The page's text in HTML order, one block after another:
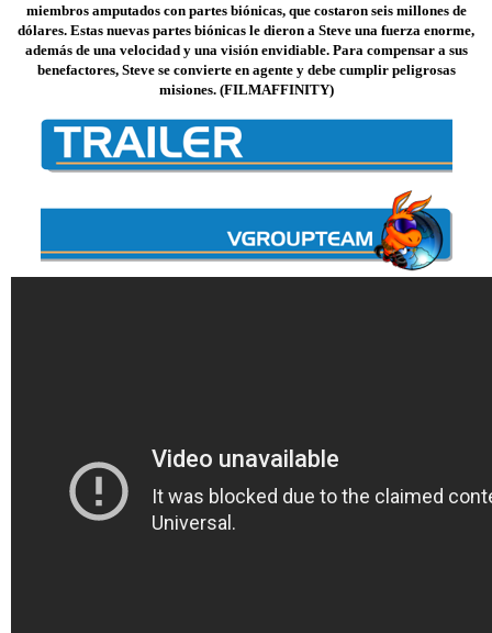
miembros amputados con partes biónicas, que costaron seis millones de
dólares. Estas nuevas partes biónicas le dieron a Steve una fuerza enorme,
además de una velocidad y una visión envidiable. Para compensar a sus
benefactores, Steve se convierte en agente y debe cumplir peligrosas
misiones. (FILMAFFINITY)